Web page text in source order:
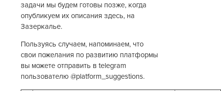
задачи мы будем готовы позже, когда
опубликуем их описания здесь, на
Зазеркалье.
Пользуясь случаем, напоминаем, что
свои пожелания по развитию платформы
вы можете отправить в telegram
пользователю @platform_suggestions.